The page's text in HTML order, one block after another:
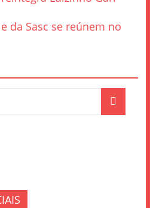
da Sasc se reúnem no